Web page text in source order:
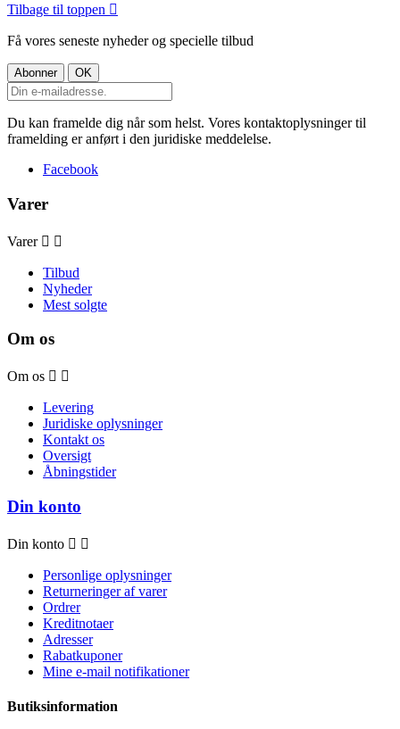
Tilbage til toppen 
Få vores seneste nyheder og specielle tilbud
Du kan framelde dig når som helst. Vores kontaktoplysninger til
framelding er anført i den juridiske meddelelse.
Facebook
Varer
Varer  
Tilbud
Nyheder
Mest solgte
Om os
Om os  
Levering
Juridiske oplysninger
Kontakt os
Oversigt
Åbningstider
Din konto
Din konto  
Personlige oplysninger
Returneringer af varer
Ordrer
Kreditnotaer
Adresser
Rabatkuponer
Mine e-mail notifikationer
Butiksinformation